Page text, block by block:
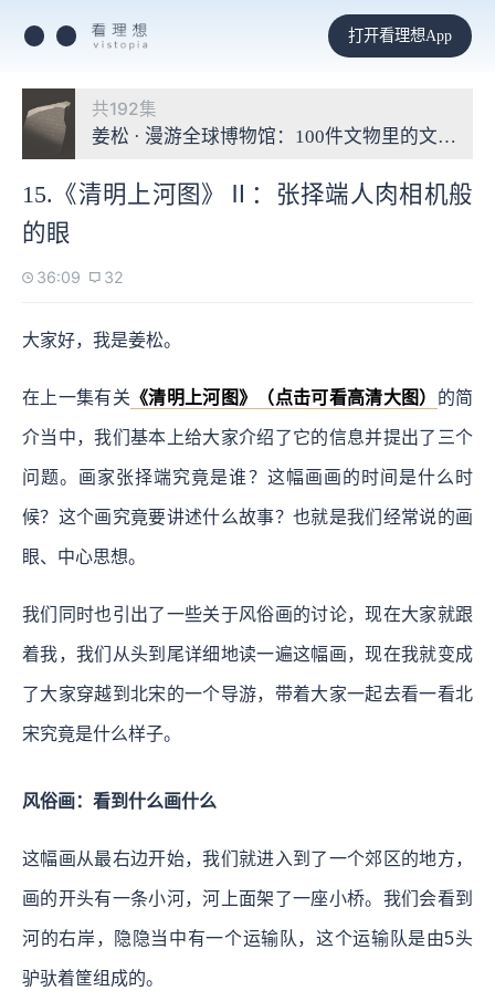
打开看理想App
共192集
姜松 · 漫游全球博物馆：100件文物里的文明故事
15.《清明上河图》Ⅱ：张择端人肉相机般
的眼
36:09 32
大家好，我是姜松。
在上一集有关 《清明上河图》（点击可看高清大图） 的简
介当中，我们基本上给大家介绍了它的信息并提出了三个
问题。画家张择端究竟是谁？这幅画画的时间是什么时
候？这个画究竟要讲述什么故事？也就是我们经常说的画
眼、中心思想。
我们同时也引出了一些关于风俗画的讨论，现在大家就跟
着我，我们从头到尾详细地读一遍这幅画，现在我就变成
了大家穿越到北宋的一个导游，带着大家一起去看一看北
宋究竟是什么样子。
风俗画：看到什么画什么
这幅画从最右边开始，我们就进入到了一个郊区的地方，
画的开头有一条小河，河上面架了一座小桥。我们会看到
河的右岸，隐隐当中有一个运输队，这个运输队是由5头
驴驮着筐组成的。